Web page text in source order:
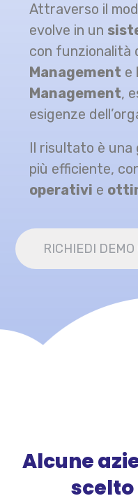
Attraverso il
evolve in un
con funzionalità
Management e
Management,
esigenze
Il risultato è
più efficiente,
operativi e
RICHIEDI
Alcune
scelto